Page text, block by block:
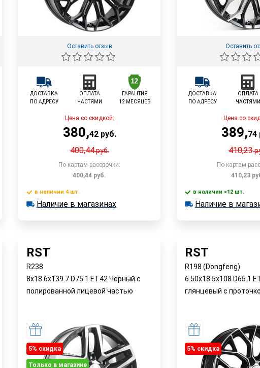
Оставить отзыв
ДОСТАВКА
ПО АДРЕСУ
ОПЛАТА
ЧАСТЯМИ
ГАРАНТИЯ
12 МЕСЯЦЕВ
Цена со скидкой:
380,42руб.
400,44руб.
По картам рассрочки:
400,44 руб.
В корзину
в наличии 4 шт.
в наличии 4 шт.
Наличие в магазинах
Оставить
ДОСТАВКА
ПО АДРЕСУ
ОПЛАТА
ЧАСТЯМИ
Цена со
389,74
410,23
По картам
410,23
В
в наличии >12 шт.
в наличии >12 шт.
Наличие в
RST
R238
8x18 6x139.7 D75.1 ET42 Чёрный с
полированной лицевой частью
5% cкидка
Только в магазине
RST
R198 (Dongfeng)
6.50x18 5x108 D65.1
глянцевый с
5% cкидка